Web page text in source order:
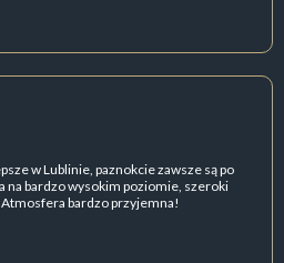
w Lublinie, paznokcie zawsze są po
bardzo wysokim poziomie, szeroki
bardzo przyjemna!